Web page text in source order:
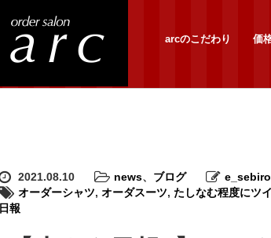
arcのこだわり 価
2021.08.10 news、 ブログ
e_sebiro
オーダーシャツ, オーダスーツ, たしなむ程度にツ
日報